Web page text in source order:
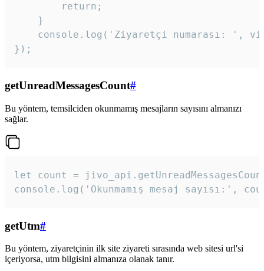
        return;
    }
console.log('Ziyaretçi numarası: ',
});
getUnreadMessagesCount#
Bu yöntem, temsilciden okunmamış mesajların sayısını almanızı
sağlar.
let count =
console.log('Okunmamış mesaj sayısı:',
getUtm#
Bu yöntem, ziyaretçinin ilk site ziyareti sırasında web sitesi url'si
içeriyorsa, utm bilgisini almanıza olanak tanır.